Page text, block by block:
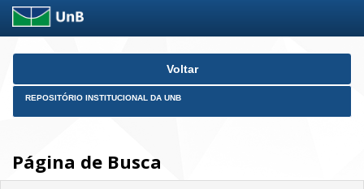
Skip
Voltar
REPOSITÓRIO INSTITUCIONAL DA UNB
Página de Busca